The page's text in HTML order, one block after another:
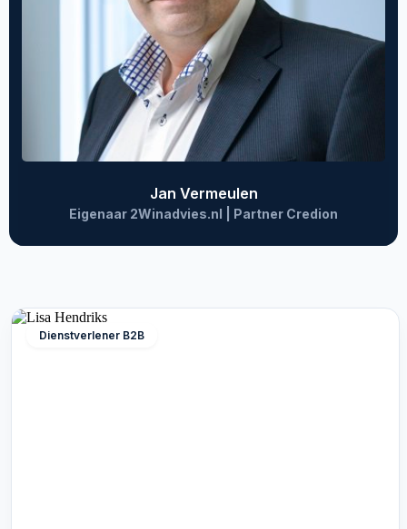
Jan Vermeulen
Eigenaar 2Winadvies.nl | Partner Credion
Dienstverlener B2B